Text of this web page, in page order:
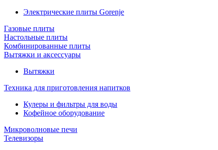
Электрические плиты Gorenje
Газовые плиты
Настольные плиты
Комбинированные плиты
Вытяжки и аксессуары
Вытяжки
Техника для приготовления напитков
Кулеры и фильтры для воды
Кофейное оборудование
Микроволновые печи
Телевизоры